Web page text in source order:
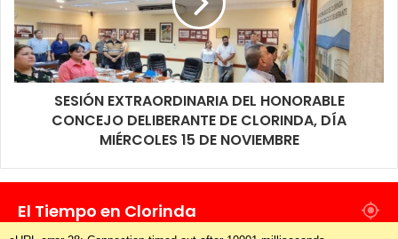
SESIÓN EXTRAORDINARIA DEL HONORABLE
CONCEJO DELIBERANTE DE CLORINDA, DÍA
MIÉRCOLES 15 DE NOVIEMBRE
El Tiempo en Clorinda